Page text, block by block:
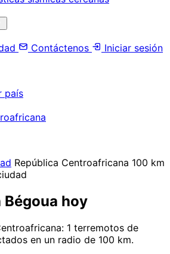
Contáctenos
Iniciar sesión
país
República Centroafricana 100 km
hoy
1 terremotos de
en un radio de 100 km.